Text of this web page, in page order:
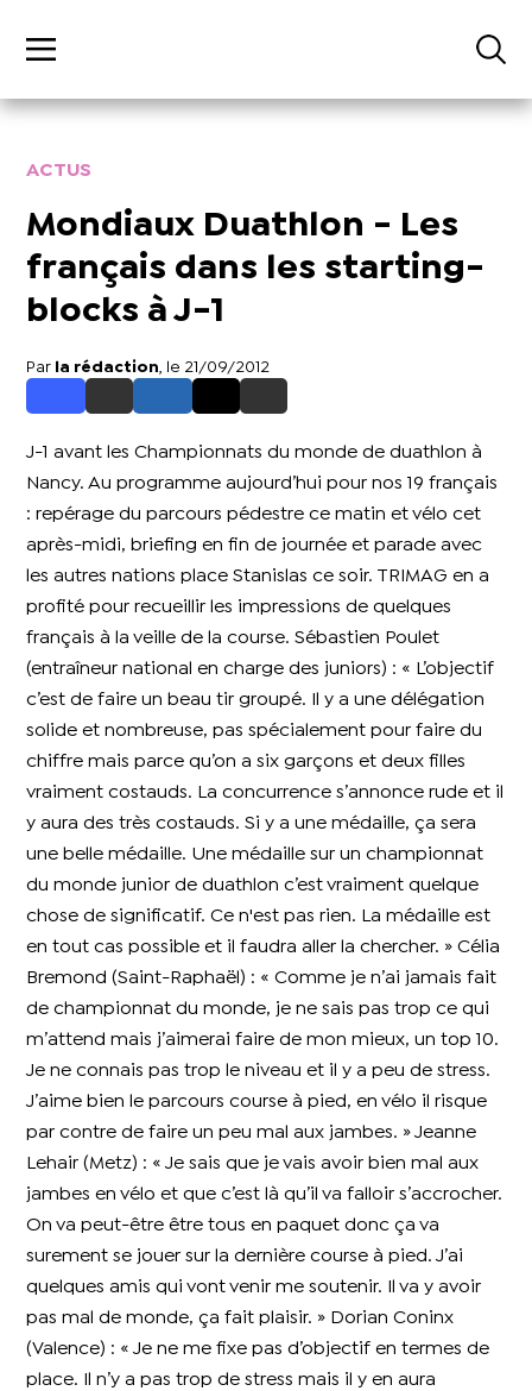
ACTUS
Mondiaux Duathlon - Les
français dans les starting-
blocks à J-1
Par la rédaction , le 21/09/2012
J-1 avant les Championnats du monde de duathlon à
Nancy. Au programme aujourd’hui pour nos 19 français
: repérage du parcours pédestre ce matin et vélo cet
après-midi, briefing en fin de journée et parade avec
les autres nations place Stanislas ce soir. TRIMAG en a
profité pour recueillir les impressions de quelques
français à la veille de la course. Sébastien Poulet
(entraîneur national en charge des juniors) : « L’objectif
c’est de faire un beau tir groupé. Il y a une délégation
solide et nombreuse, pas spécialement pour faire du
chiffre mais parce qu’on a six garçons et deux filles
vraiment costauds. La concurrence s’annonce rude et il
y aura des très costauds. Si y a une médaille, ça sera
une belle médaille. Une médaille sur un championnat
du monde junior de duathlon c’est vraiment quelque
chose de significatif. Ce n'est pas rien. La médaille est
en tout cas possible et il faudra aller la chercher. » Célia
Bremond (Saint-Raphaël) : « Comme je n’ai jamais fait
de championnat du monde, je ne sais pas trop ce qui
m’attend mais j’aimerai faire de mon mieux, un top 10.
Je ne connais pas trop le niveau et il y a peu de stress.
J’aime bien le parcours course à pied, en vélo il risque
par contre de faire un peu mal aux jambes. » Jeanne
Lehair (Metz) : « Je sais que je vais avoir bien mal aux
jambes en vélo et que c’est là qu’il va falloir s’accrocher.
On va peut-être être tous en paquet donc ça va
surement se jouer sur la dernière course à pied. J’ai
quelques amis qui vont venir me soutenir. Il va y avoir
pas mal de monde, ça fait plaisir. » Dorian Coninx
(Valence) : « Je ne me fixe pas d’objectif en termes de
place. Il n’y a pas trop de stress mais il y en aura